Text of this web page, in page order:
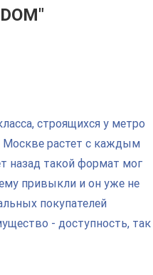
строящихся у метро
Москве растет с каждым
назад такой формат мог
привыкли и он уже не
покупателей
- доступность, так